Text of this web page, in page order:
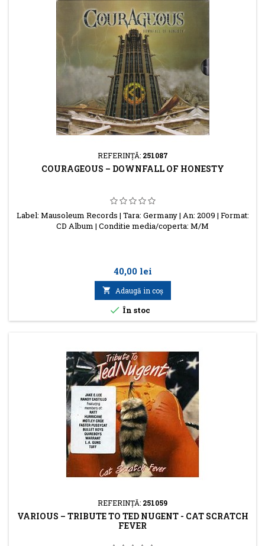
REFERINŢĂ: 251087
COURAGEOUS – DOWNFALL OF HONESTY
Label: Mausoleum Records | Tara: Germany | An: 2009 | Format:
CD Album | Conditie media/coperta: M/M
Preţ
40,00 lei
 Adaugă in coş
 În stoc
REFERINŢĂ: 251059
VARIOUS – TRIBUTE TO TED NUGENT - CAT SCRATCH
FEVER